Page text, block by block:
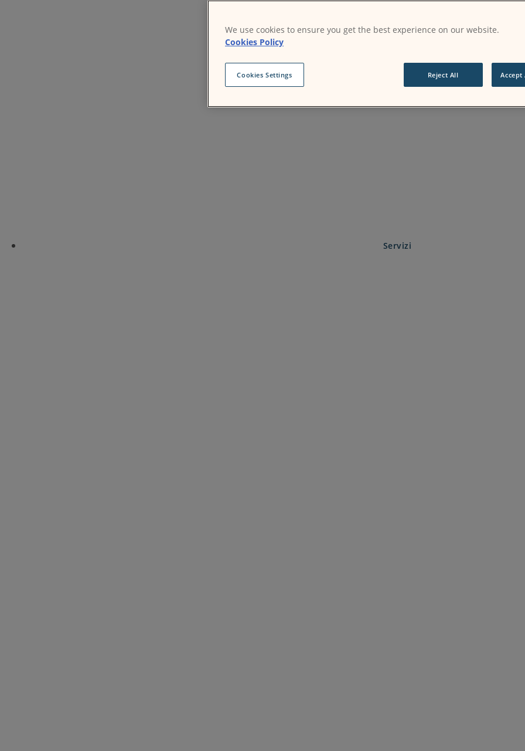
Servizi
We use cookies to ensure you get the best experience on our website.
Cookies Policy
Cookies Settings Reject All Accept